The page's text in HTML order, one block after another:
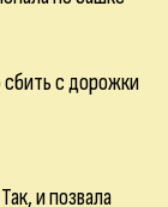
сбить с дорожки
и позвала